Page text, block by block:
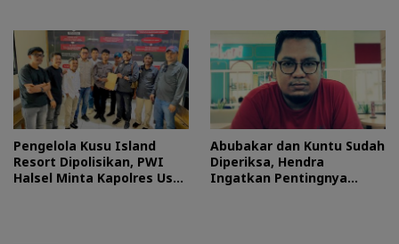
Pengelola Kusu Island
Resort Dipolisikan, PWI
Halsel Minta Kapolres Usut
Abubakar dan Kuntu Sudah
Diperiksa, Hendra
Ingatkan Pentingnya